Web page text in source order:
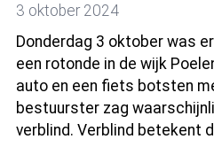
3 oktober 2024
Donderdag 3 oktober was
een rotonde in de wijk
auto en een fiets botsten
bestuurster zag
verblind. Verblind betekent